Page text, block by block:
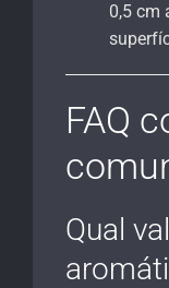
0,5 cm
FAQ
Qual